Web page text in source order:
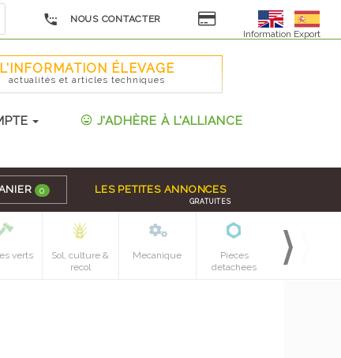
NOUS CONTACTER
Information Export
L'INFORMATION ÉLEVAGE
actualités et articles techniques
J'ADHÈRE À L'ALLIANCE
0 LES PETITES ANNONCES
GRATUITES
verts
Sol, culture &
recol
Mecanique
Pieces
detachees